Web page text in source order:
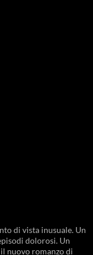
di vista inusuale. Un
dolorosi. Un
nuovo romanzo di